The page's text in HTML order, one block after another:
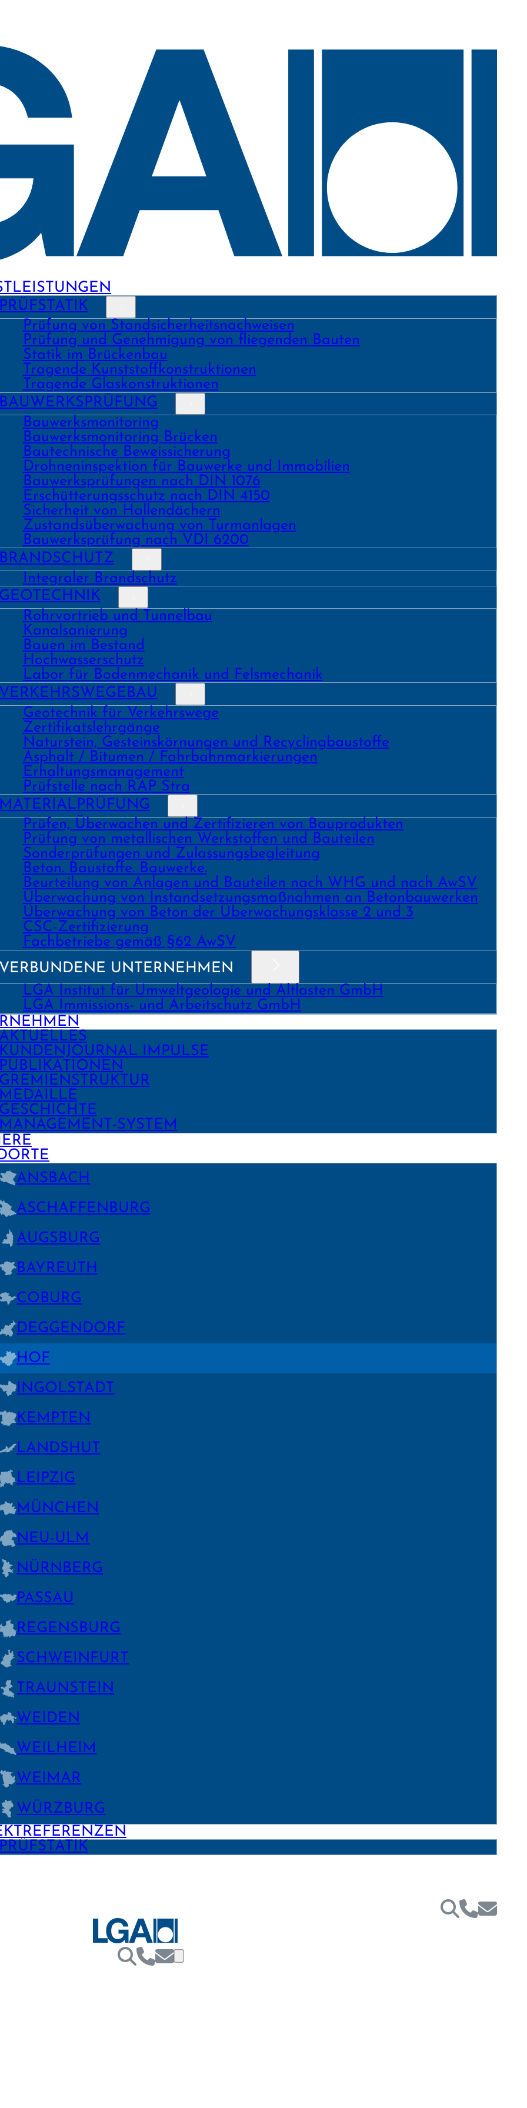
Prüfung von Stand­sicher­heits­nach­weisen
Prüfung und Geneh­migung von fliegenden Bauten
Statik im Brückenbau
Tragende Kunst­stoff­konstruk­tionen
Tragende Glas­konstruk­tionen
Bauwerks­monitoring
Bauwerks­monitoring Brücken
Bau­tech­nische Beweis­sicherung
Drohnen­inspektion für Bauwerke und Immobilien
Bau­werks­prüfungen nach DIN 1076
Erschüt­terungs­schutz nach DIN 4150
Sicher­heit von Hallen­dächern
Zustands­überwachung von Turm­anlagen
Bauwerks­prüfung nach VDI 6200
Integraler Brandschutz
Rohrvortrieb und Tunnelbau
Kanal­sanierung
Bauen im Bestand
Hochwasser­schutz
Labor für Boden­mechanik und Fels­mechanik
Geo­technik für Verkehrs­wege
Zertifikats­lehrgänge
Natur­stein, Gesteins­kör­nungen und Recycling­baustoffe
Asphalt / Bitumen / Fahrbahnmarkierungen
Erhaltungs­manage­ment
Prüf­stelle nach RAP Stra
Prüfen, Überwachen und Zertifizieren von Bauprodukten
Prüfung von metallischen Werk­stoffen und Bau­teilen
Sonder­prüfungen und Zulassungs­begleitung
Beton. Bau­stoffe. Bau­werke.
Beurtei­lung von Anlagen und Bau­teilen nach WHG und nach AwSV
Über­wachung von Instand­setzungs­maß­nahmen an Beton­bau­werken
Über­wachung von Beton der Über­wachungs­klasse 2 und 3
CSC-Zertifizierung
Fach­­betriebe gemäß §62 AwSV
UNTERNEHMEN
LGA Institut für Umweltgeologie und Altlasten GmbH
LGA Immissions- und Arbeitschutz GmbH
IMPULSE
SYSTEM
ANSBACH
ASCHAFFEN­BURG
AUGSBURG
BAYREUTH
COBURG
DEGGEN­DORF
HOF
INGOLSTADT
KEMPTEN
LANDSHUT
LEIPZIG
MÜNCHEN
NEU-ULM
NÜRNBERG
PASSAU
REGENS­BURG
SCHWEIN­FURT
TRAUNSTEIN
WEIDEN
WEILHEIM
WEIMAR
WÜRZBURG